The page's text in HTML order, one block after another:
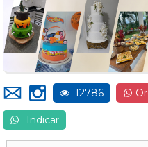
12786
Indicar